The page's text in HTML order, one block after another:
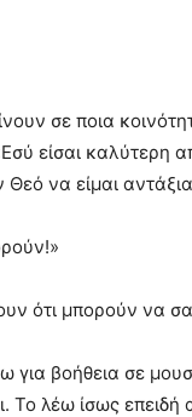
σε ποια
είσαι καλύτερη
να είμαι
ότι μπορούν να
βοήθεια σε
Το λέω ίσως